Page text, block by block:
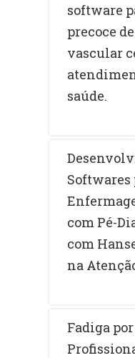
software
precoce
vascular
saúde.
Softwares
com Pé-
com
na
Fadiga